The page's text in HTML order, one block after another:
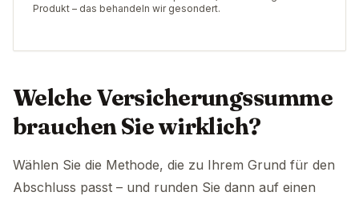
Produkt – das behandeln wir gesondert.
Welche Versicherungssumme
brauchen Sie wirklich?
Wählen Sie die Methode, die zu Ihrem Grund für den
Abschluss passt – und runden Sie dann auf einen